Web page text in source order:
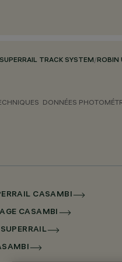
SUPERRAIL TRACK SYSTEM/ROBIN
DONNÉES
CASAMBI
CASAMBI